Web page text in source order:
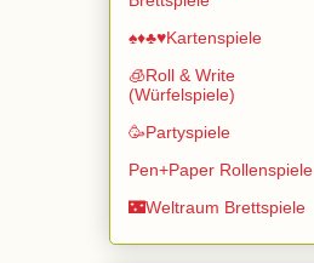
♠️♦️♣️♥️Kartenspiele
🧊Roll & Write
(Würfelspiele)
🥳Partyspiele
Pen+Paper Rollenspiele
🌃Weltraum Brettspiele